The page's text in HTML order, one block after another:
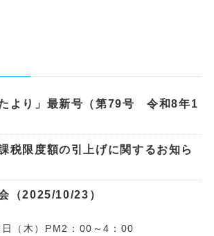
より」最新号（第79号 令和8年1
税限度額の引上げに関するお知ら
（2025/10/23）
（木）PM2：00～4：00